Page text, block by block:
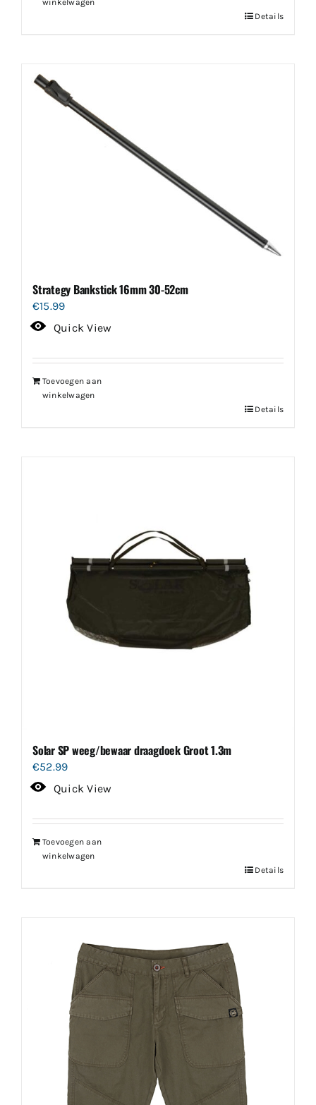
winkelwagen
Details
Strategy Bankstick 16mm 30-52cm
€15.99
Quick View
Toevoegen aan
winkelwagen
Details
Solar SP weeg/bewaar draagdoek Groot 1.3m
€52.99
Quick View
Toevoegen aan
winkelwagen
Details